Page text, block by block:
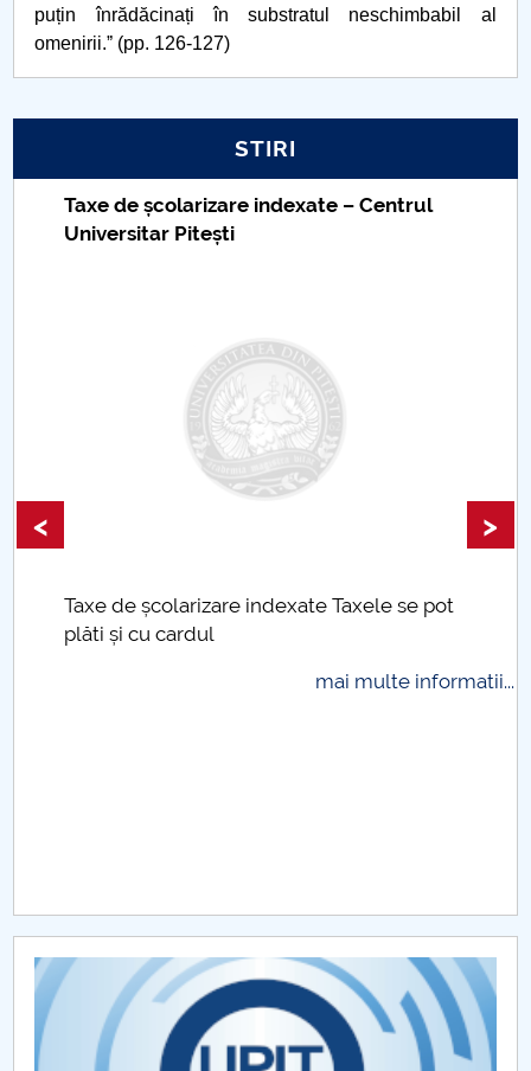
puțin înrădăcinați în substratul neschimbabil al
omenirii.ˮ (pp. 126-127)
STIRI
Taxe de școlarizare indexate – Centrul
Universitar Pitești
Taxe de școlarizare indexate Taxele se pot
plăti și cu cardul
mai multe informatii...
< >